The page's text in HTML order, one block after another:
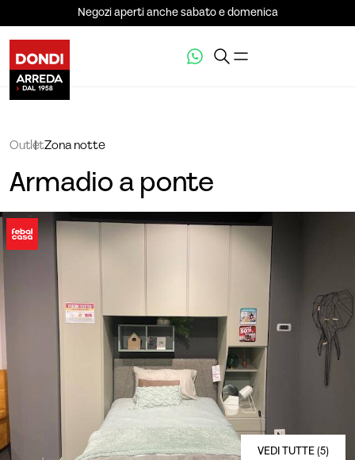
Negozi aperti anche sabato e domenica
OutletZona notte
Armadio a ponte
VEDI TUTTE (5)